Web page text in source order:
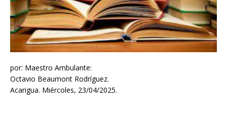
por: Maestro Ambulante:
Octavio Beaumont Rodríguez.
Acarigua. Miércoles, 23/04/2025.